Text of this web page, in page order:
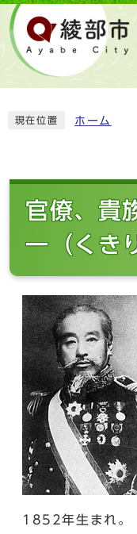
現在位置 ホーム
官僚、貴
一（くき
1852年生まれ。